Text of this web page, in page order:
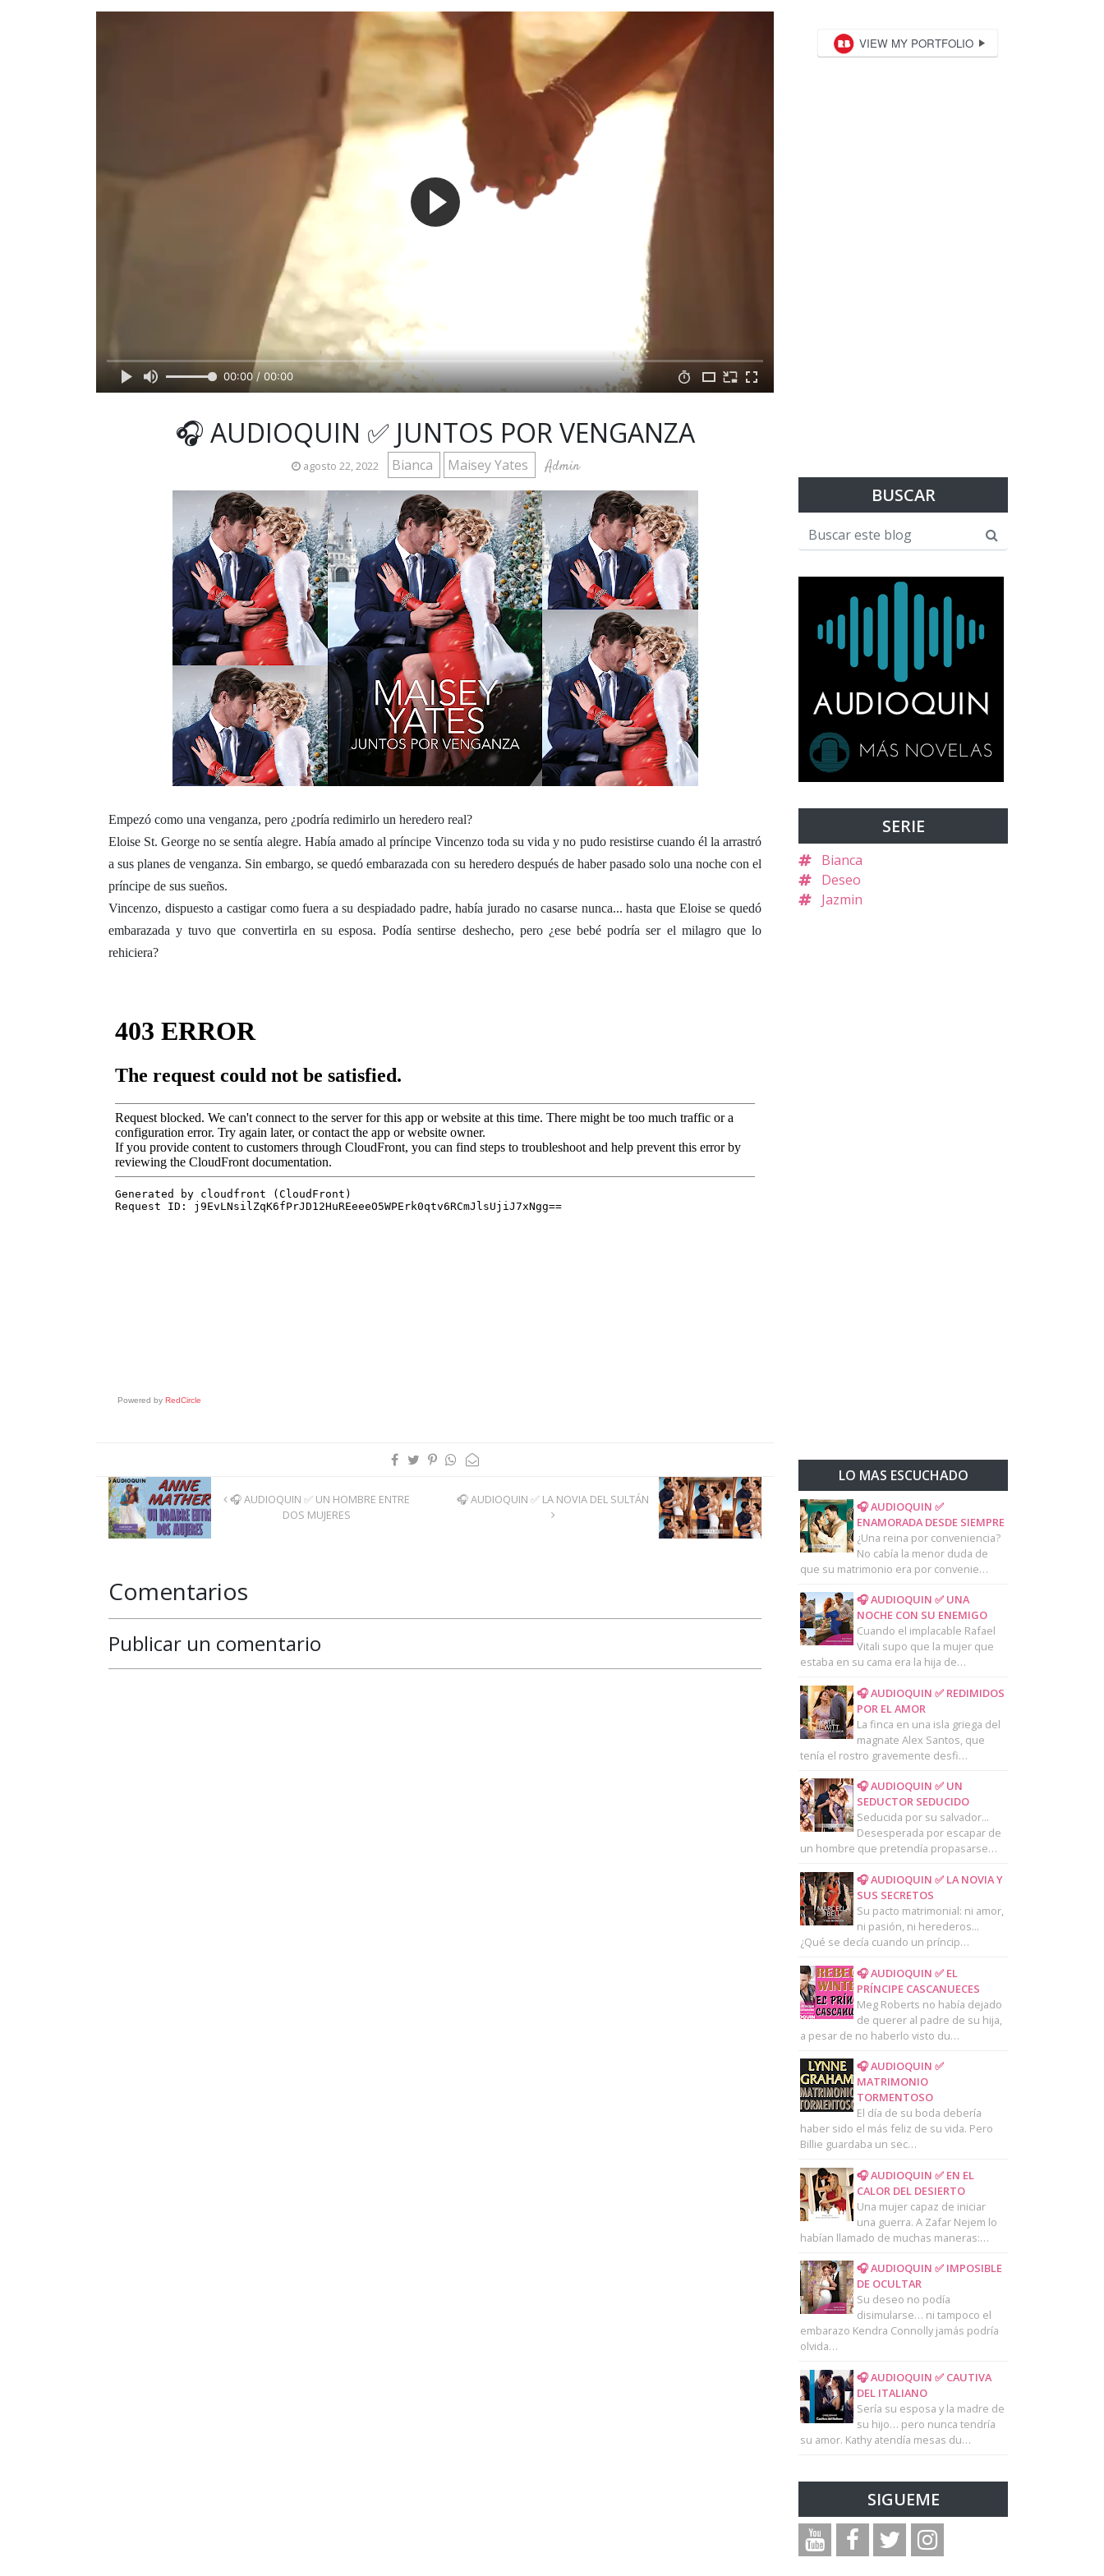
00:00 / 00:00
🎧 AUDIOQUIN ✅ JUNTOS POR VENGANZA
agosto 22, 2022 Bianca Maisey Yates Admin
Empezó como una venganza, pero ¿podría redimirlo un heredero real?
Eloise St. George no se sentía alegre. Había amado al príncipe Vincenzo toda su vida y no pudo resistirse cuando él la arrastró
a sus planes de venganza. Sin embargo, se quedó embarazada con su heredero después de haber pasado solo una noche con el
príncipe de sus sueños.
Vincenzo, dispuesto a castigar como fuera a su despiadado padre, había jurado no casarse nunca... hasta que Eloise se quedó
embarazada y tuvo que convertirla en su esposa. Podía sentirse deshecho, pero ¿ese bebé podría ser el milagro que lo
rehiciera?
Powered by RedCircle
🎧 AUDIOQUIN ✅ UN HOMBRE ENTRE
DOS MUJERES
🎧 AUDIOQUIN ✅ LA NOVIA DEL SULTÁN
Comentarios
Publicar un comentario
BUSCAR
SERIE
Bianca
Deseo
Jazmin
LO MAS ESCUCHADO
🎧 AUDIOQUIN ✅
ENAMORADA DESDE SIEMPRE
¿Una reina por conveniencia?
No cabía la menor duda de
que su matrimonio era por convenie…
🎧 AUDIOQUIN ✅ UNA
NOCHE CON SU ENEMIGO
Cuando el implacable Rafael
Vitali supo que la mujer que
estaba en su cama era la hija de…
🎧 AUDIOQUIN ✅ REDIMIDOS
POR EL AMOR
La finca en una isla griega del
magnate Alex Santos, que
tenía el rostro gravemente desfi…
🎧 AUDIOQUIN ✅ UN
SEDUCTOR SEDUCIDO
Seducida por su salvador...
Desesperada por escapar de
un hombre que pretendía propasarse…
🎧 AUDIOQUIN ✅ LA NOVIA Y
SUS SECRETOS
Su pacto matrimonial: ni amor,
ni pasión, ni herederos...
¿Qué se decía cuando un príncip…
🎧 AUDIOQUIN ✅ EL
PRÍNCIPE CASCANUECES
Meg Roberts no había dejado
de querer al padre de su hija,
a pesar de no haberlo visto du…
🎧 AUDIOQUIN ✅
MATRIMONIO
TORMENTOSO
El día de su boda debería
haber sido el más feliz de su vida. Pero
Billie guardaba un sec…
🎧 AUDIOQUIN ✅ EN EL
CALOR DEL DESIERTO
Una mujer capaz de iniciar
una guerra. A Zafar Nejem lo
habían llamado de muchas maneras:…
🎧 AUDIOQUIN ✅ IMPOSIBLE
DE OCULTAR
Su deseo no podía
disimularse… ni tampoco el
embarazo Kendra Connolly jamás podría
olvida…
🎧 AUDIOQUIN ✅ CAUTIVA
DEL ITALIANO
Sería su esposa y la madre de
su hijo… pero nunca tendría
su amor. Kathy atendía mesas du…
SIGUEME